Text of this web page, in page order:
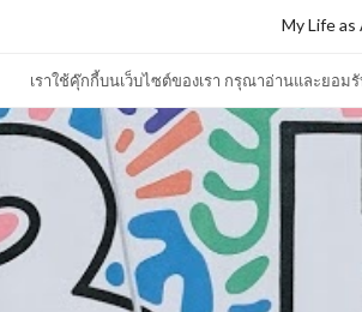
เราใช้คุ๊กกี้บนเว็บไซต์ของเรา กรุณาอ่านและยอม
My Life as